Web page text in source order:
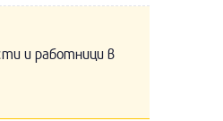
и работници в